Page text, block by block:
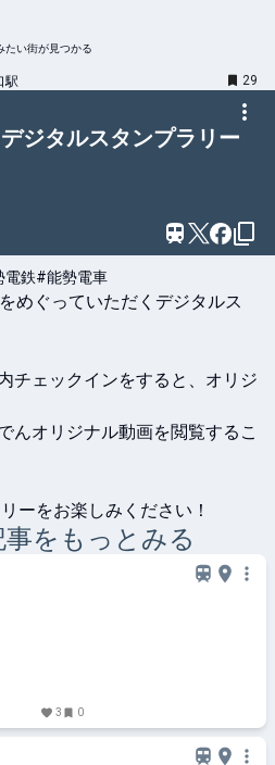
たい街が見つかる
駅 29
ジタルスタンプラリー
電鉄#能勢電車
めぐっていただくデジタルス
チェックインをすると、オリジ
んオリジナル動画を閲覧するこ
ーをお楽しみください！
をもっとみる
3 0